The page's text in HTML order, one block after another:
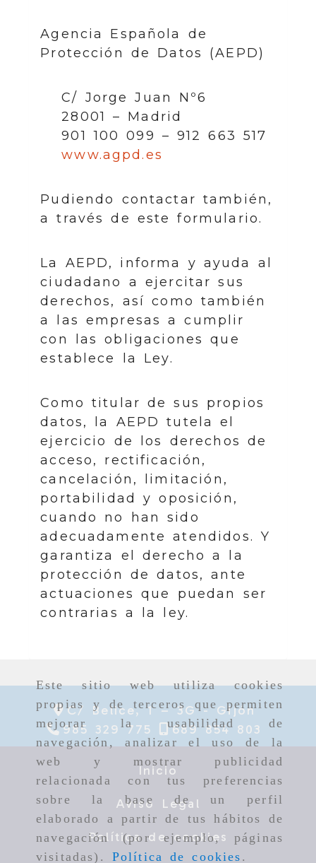
Este sitio web utiliza cookies
propias y de terceros que permiten
mejorar la usabilidad de
navegación, analizar el uso de la
web y mostrar publicidad
relacionada con tus preferencias
sobre la base de un perfil
elaborado a partir de tus hábitos de
navegación (por ejemplo, páginas
visitadas). Política de cookies .
Agencia Española de
Protección de Datos (AEPD)
C/ Jorge Juan Nº6
28001 – Madrid
901 100 099 – 912 663 517
www.agpd.es
Pudiendo contactar también,
a través de este formulario.
La AEPD, informa y ayuda al
ciudadano a ejercitar sus
derechos, así como también
a las empresas a cumplir
con las obligaciones que
establece la Ley.
Como titular de sus propios
datos, la AEPD tutela el
ejercicio de los derechos de
acceso, rectificación,
cancelación, limitación,
portabilidad y oposición,
cuando no han sido
adecuadamente atendidos. Y
garantiza el derecho a la
protección de datos, ante
actuaciones que puedan ser
contrarias a la ley.
C/ Belice, 1 – 3G -Gijón
985 329 775
689 854 803
Inicio
Aviso Legal
Política de cookies